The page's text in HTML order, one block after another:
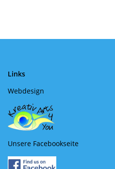
Links
Webdesign
Unsere Facebookseite